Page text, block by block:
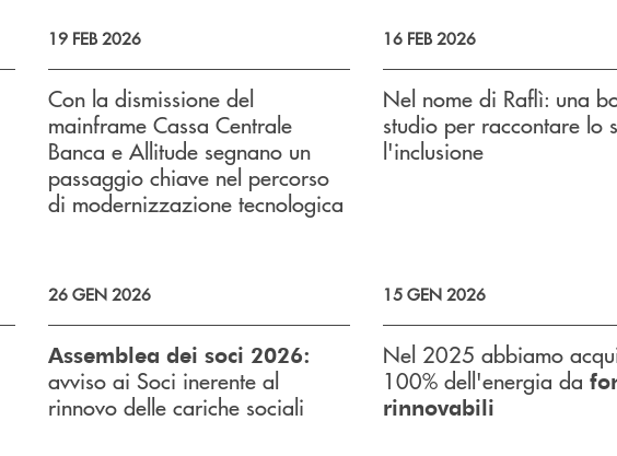
19 FEB 2026
Con la dismissione del
mainframe Cassa Centrale
Banca e Allitude segnano un
passaggio chiave nel percorso
di modernizzazione tecnologica
16 FEB 2026
Nel nome di Raflì: una
studio per raccontare lo
l'inclusione
26 GEN 2026
Assemblea dei soci 2026:
avviso ai Soci inerente al
rinnovo delle cariche sociali
15 GEN 2026
Nel 2025 abbiamo
100% dell'energia da
rinnovabili